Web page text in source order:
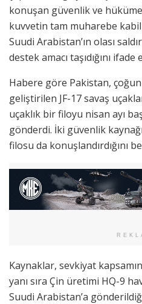
konuşan güvenlik ve
kuvvetin tam muharebe
Suudi Arabistan’ın olası
destek amacı taşıdığını ifade
Habere göre Pakistan,
geliştirilen JF-17 savaş
uçaklık bir filoyu nisan ayı
gönderdi. İki güvenlik
filosu da konuşlandırdığını
Kaynaklar, sevkiyat
yanı sıra Çin üretimi HQ-9
Suudi Arabistan’a